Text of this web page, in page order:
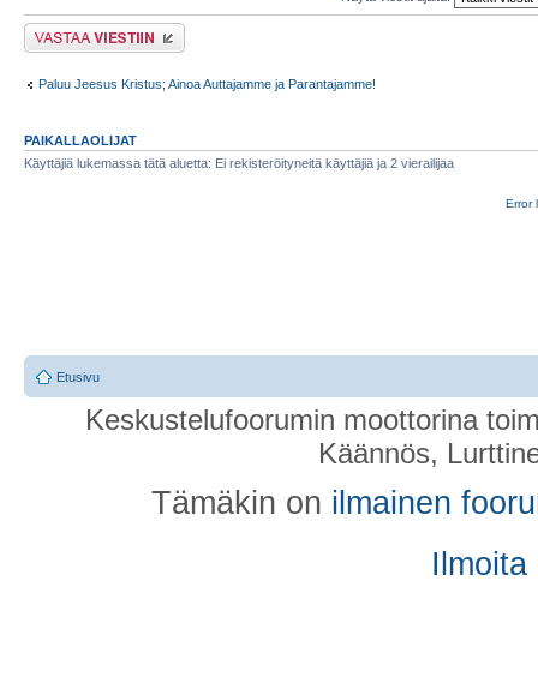
Lähetä vastaus
Paluu Jeesus Kristus; Ainoa Auttajamme ja Parantajamme!
PAIKALLAOLIJAT
Käyttäjiä lukemassa tätä aluetta: Ei rekisteröityneitä käyttäjiä ja 2 vierailijaa
Error
Etusivu
Keskustelufoorumin moottorina
Käännös,
Tämäkin on ilmainen